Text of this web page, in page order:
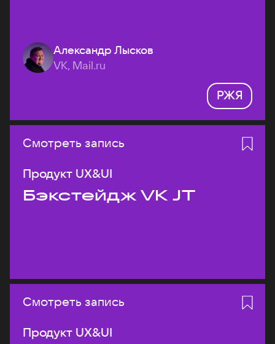
Александр Лысков
VK, Mail.ru
РЖЯ
Смотреть запись
Продукт UX&UI
Бэкстейдж VK JT
Смотреть запись
Продукт UX&UI